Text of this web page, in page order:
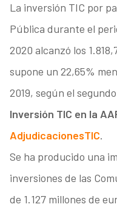
La inversión TIC por
Pública durante el
2020 alcanzó los
supone un 22,65%
2019, según el segundo
Inversión TIC en la
AdjudicacionesTIC.
Se ha producido una
inversiones de las
de 1.127 millones de